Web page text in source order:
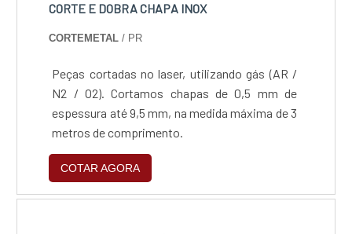
CORTE E DOBRA CHAPA INOX
CORTEMETAL / PR
Peças cortadas no laser, utilizando gás (AR /
N2 / O2). Cortamos chapas de 0,5 mm de
espessura até 9,5 mm, na medida máxima de 3
metros de comprimento.
COTAR AGORA